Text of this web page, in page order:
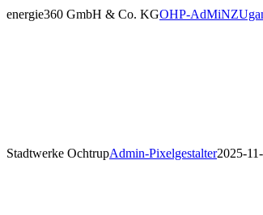
energie360 GmbH & Co. KGOHP-
Stadtwerke OchtrupAdmin-Pixelgestalter2025-